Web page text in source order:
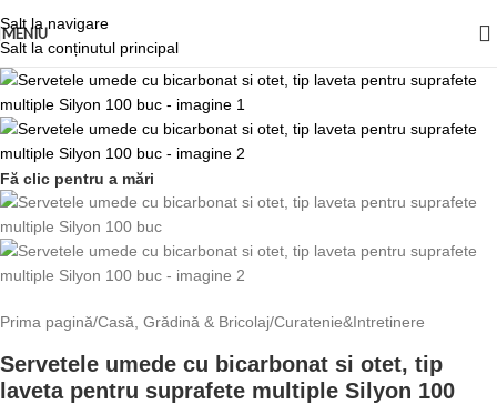
Salt la navigare
Salt la conținutul principal
MENIU
Fă clic pentru a mări
Prima pagină/Casă, Grădină & Bricolaj/Curatenie&Intretinere
Servetele umede cu bicarbonat si otet, tip
laveta pentru suprafete multiple Silyon 100